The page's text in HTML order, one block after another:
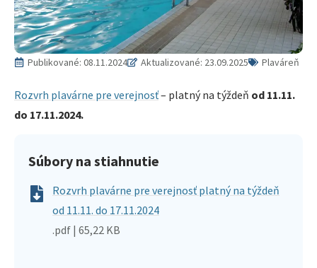
Publikované: 08.11.2024 Aktualizované: 23.09.2025 Plaváreň
Rozvrh plavárne pre verejnosť– platný na týždeň od 11.11.
do 17.11.2024.
Súbory na stiahnutie
Rozvrh plavárne pre verejnosť platný na týždeň
od 11.11. do 17.11.2024
.pdf | 65,22 KB